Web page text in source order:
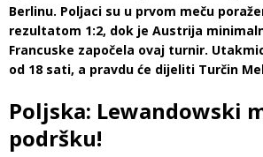
Berlinu. Poljaci su u prvom meču
rezultatom 1:2, dok je Austrija
Francuske započela ovaj turnir.
od 18 sati, a pravdu će dijeliti Turčin
Poljska: Lewandowski
podršku!